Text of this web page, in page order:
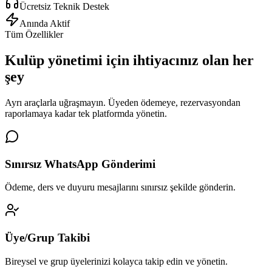
Ücretsiz Teknik Destek
Anında Aktif
Tüm Özellikler
Kulüp yönetimi için ihtiyacınız olan her
şey
Ayrı araçlarla uğraşmayın. Üyeden ödemeye, rezervasyondan
raporlamaya kadar tek platformda yönetin.
Sınırsız WhatsApp Gönderimi
Ödeme, ders ve duyuru mesajlarını sınırsız şekilde gönderin.
Üye/Grup Takibi
Bireysel ve grup üyelerinizi kolayca takip edin ve yönetin.